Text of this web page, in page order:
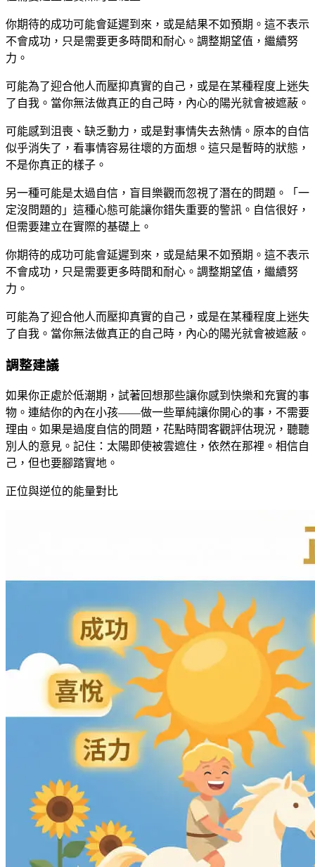
你期待的成功可能會延遲到來，或是結果不如預期。這不表示
不會成功，只是需要更多時間和耐心。調整期望值，繼續努
力。
可能為了迎合他人而壓抑真實的自己，或是在某種程度上迷失
了自我。當你無法做真正的自己時，內心的陽光就會被遮蔽。
可能感到沮喪、缺乏動力，或是對事情失去熱情。原本的自信
似乎消失了，看事情容易往壞的方面想。這只是暫時的狀態，
不是你真正的樣子。
另一種可能是太過自信，盲目樂觀而忽視了潛在的問題。「一
定沒問題的」這種心態可能讓你錯失重要的警訊。自信很好，
但需要建立在實際的基礎上。
你期待的成功可能會延遲到來，或是結果不如預期。這不表示
不會成功，只是需要更多時間和耐心。調整期望值，繼續努
力。
可能為了迎合他人而壓抑真實的自己，或是在某種程度上迷失
了自我。當你無法做真正的自己時，內心的陽光就會被遮蔽。
調整建議
如果你正處於低潮期，試著回想那些讓你感到快樂和充實的事
物。連結你的內在小孩——做一些單純讓你開心的事，不需要
理由。如果是過度自信的問題，花點時間客觀評估現況，聽聽
別人的意見。記住：太陽即使被雲遮住，依然在那裡。相信自
己，但也要腳踏實地。
正位與逆位的能量對比